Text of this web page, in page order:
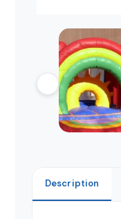
Description